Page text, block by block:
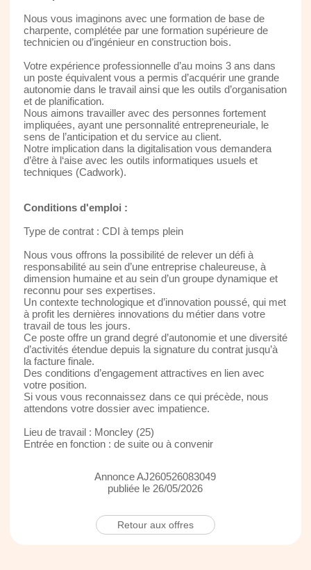
Nous vous imaginons avec une formation de base de
charpente, complétée par une formation supérieure de
technicien ou d’ingénieur en construction bois.
Votre expérience professionnelle d’au moins 3 ans dans
un poste équivalent vous a permis d’acquérir une grande
autonomie dans le travail ainsi que les outils d’organisation
et de planification.
Nous aimons travailler avec des personnes fortement
impliquées, ayant une personnalité entrepreneuriale, le
sens de l’anticipation et du service au client.
Notre implication dans la digitalisation vous demandera
d’être à l‘aise avec les outils informatiques usuels et
techniques (Cadwork).
Conditions d'emploi :
Type de contrat : CDI à temps plein
Nous vous offrons la possibilité de relever un défi à
responsabilité au sein d’une entreprise chaleureuse, à
dimension humaine et au sein d’un groupe dynamique et
reconnu pour ses expertises.
Un contexte technologique et d’innovation poussé, qui met
à profit les dernières innovations du métier dans votre
travail de tous les jours.
Ce poste offre un grand degré d’autonomie et une diversité
d’activités étendue depuis la signature du contrat jusqu’à
la facture finale.
Des conditions d’engagement attractives en lien avec
votre position.
Si vous vous reconnaissez dans ce qui précède, nous
attendons votre dossier avec impatience.
Lieu de travail : Moncley (25)
Entrée en fonction : de suite ou à convenir
Annonce AJ260526083049
publiée le 26/05/2026
Retour aux offres